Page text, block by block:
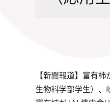
【新聞報道】富有
生物科学部学生）、